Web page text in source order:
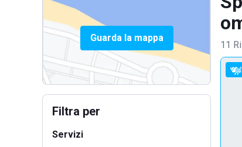
Guarda la mappa
Filtra per
Servizi
11